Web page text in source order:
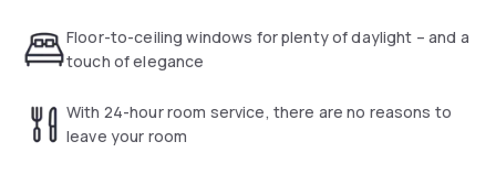
a small lounge area with a choice of magazines. Bathrooms
all have a bath with a shower or walk-in shower, toiletries
The hotel offers a wide range of dining options in the Grill
Floor-to-ceiling windows for plenty of daylight – and a
touch of elegance
With 24-hour room service, there are no reasons to
leave your room